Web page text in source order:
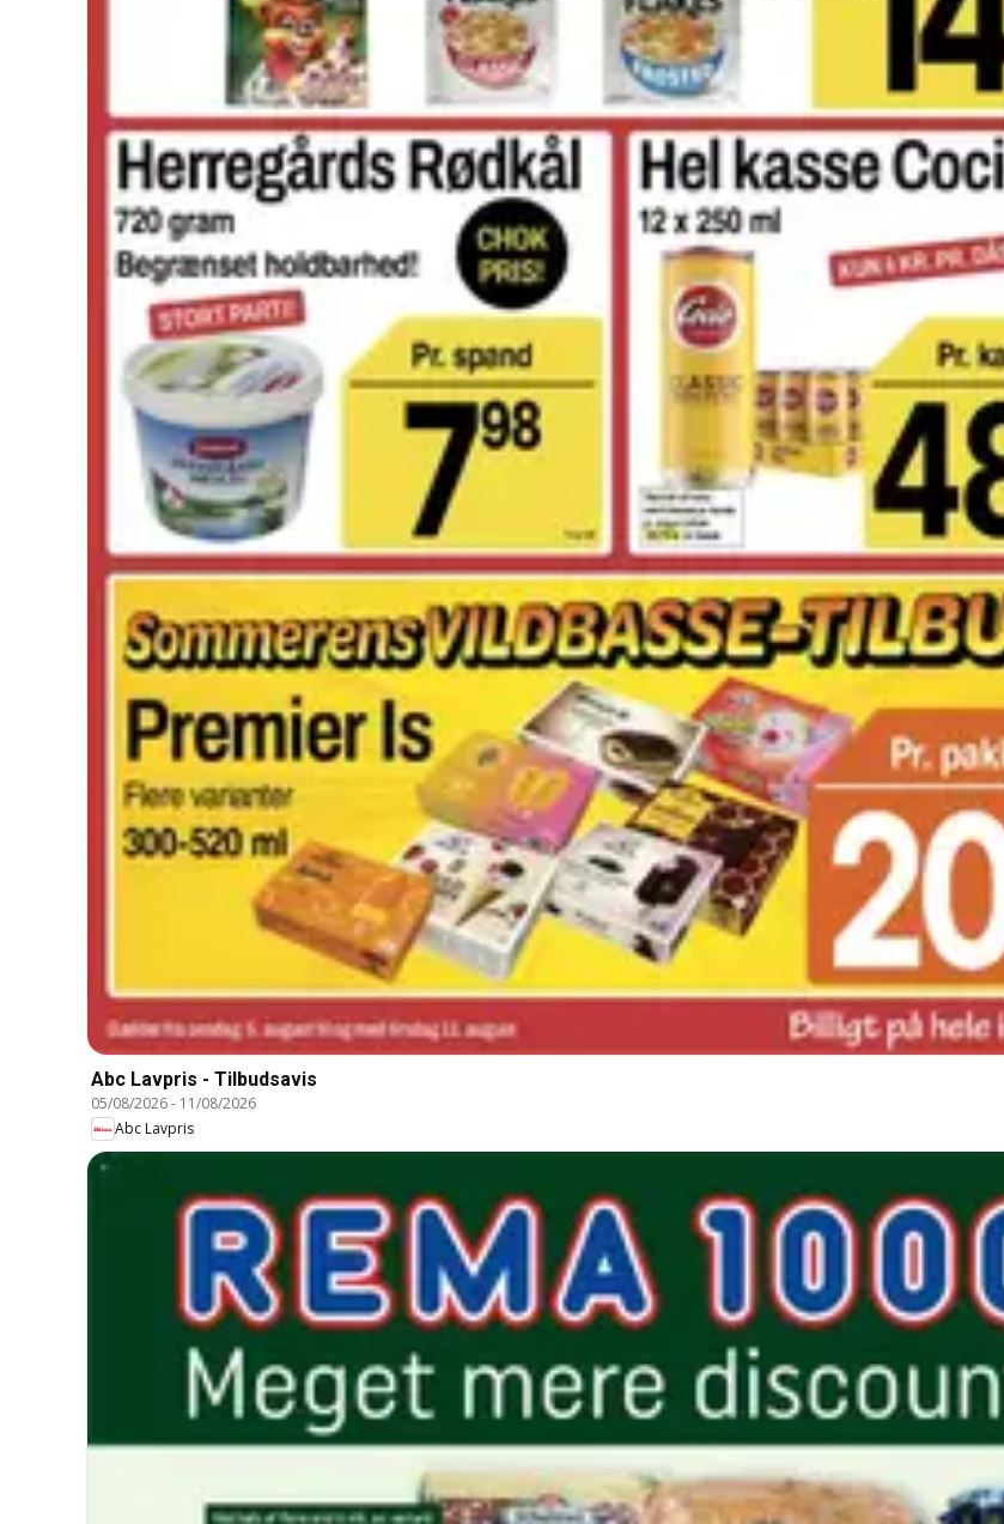
Abc Lavpris - Tilbudsavis
05/08/2026- 11/08/2026
Abc Lavpris